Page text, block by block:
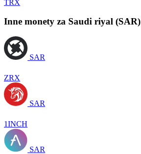
TRX
Inne monety za Saudi riyal (SAR)
SAR
ZRX
SAR
1INCH
SAR